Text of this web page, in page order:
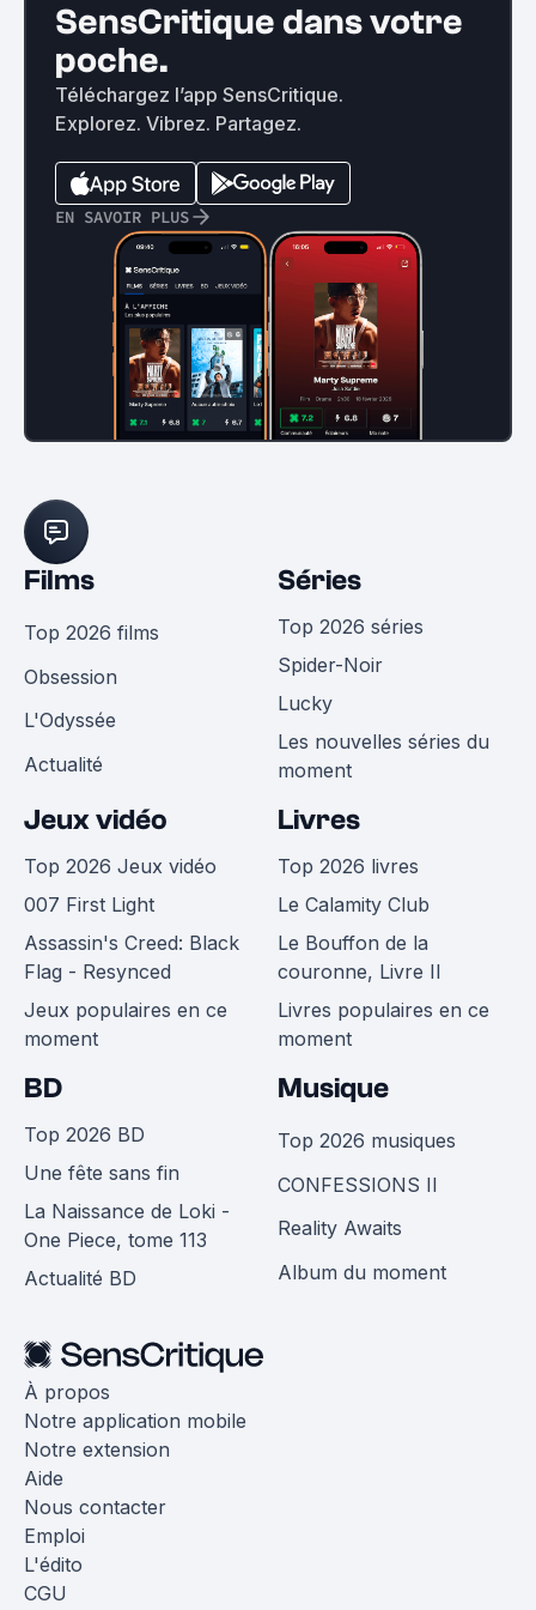
SensCritique dans votre
poche.
Téléchargez l’app SensCritique.
Explorez. Vibrez. Partagez.
EN SAVOIR PLUS
Films
Top 2026 films
Obsession
L'Odyssée
Actualité
Séries
Top 2026 séries
Spider-Noir
Lucky
Les nouvelles séries du
moment
Jeux vidéo
Top 2026 Jeux vidéo
007 First Light
Assassin's Creed: Black
Flag - Resynced
Jeux populaires en ce
moment
Livres
Top 2026 livres
Le Calamity Club
Le Bouffon de la
couronne, Livre II
Livres populaires en ce
moment
BD
Top 2026 BD
Une fête sans fin
La Naissance de Loki -
One Piece, tome 113
Actualité BD
Musique
Top 2026 musiques
CONFESSIONS II
Reality Awaits
Album du moment
À propos
Notre application mobile
Notre extension
Aide
Nous contacter
Emploi
L'édito
CGU